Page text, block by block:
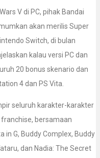
V di PC, pihak Bandai
akan merilis Super
Switch, di bulan
kalau versi PC dan
20 bonus skenario dan
4 dan PS Vita.
seluruh karakter-karakter
bersamaan
in G, Buddy Complex, Buddy
dan Nadia: The Secret